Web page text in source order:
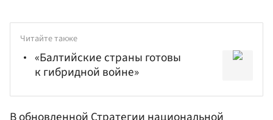
Читайте также
«Балтийские страны готовы
к гибридной войне»